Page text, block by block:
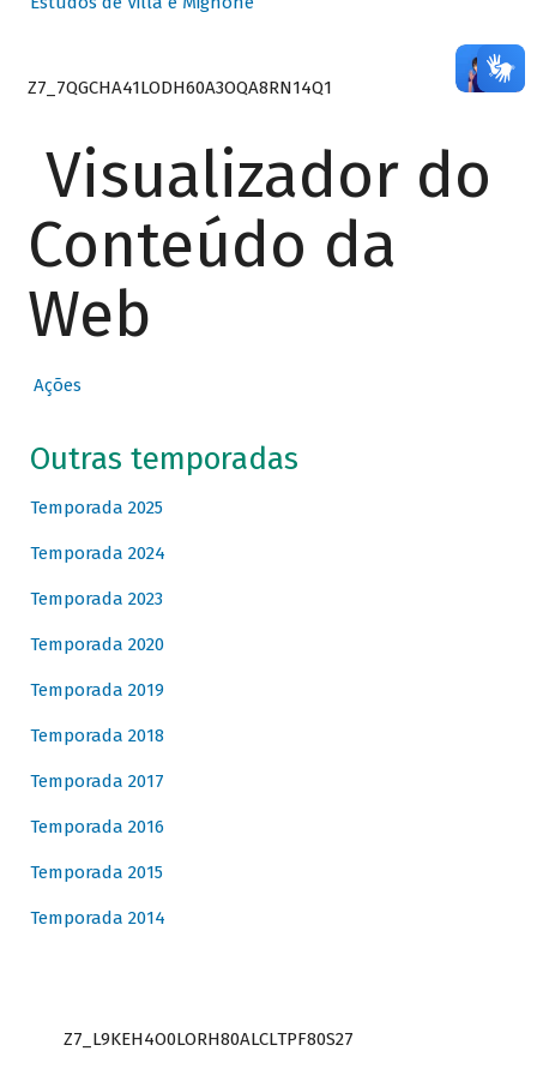
Z7_7QGCHA41LODH60A3OQA8RN14Q1
Visualizador do
Conteúdo da
Web
Ações
Outras temporadas
Temporada 2025
Temporada 2024
Temporada 2023
Temporada 2020
Temporada 2019
Temporada 2018
Temporada 2017
Temporada 2016
Temporada 2015
Temporada 2014
Z7_L9KEH4O0LORH80ALCLTPF80S27